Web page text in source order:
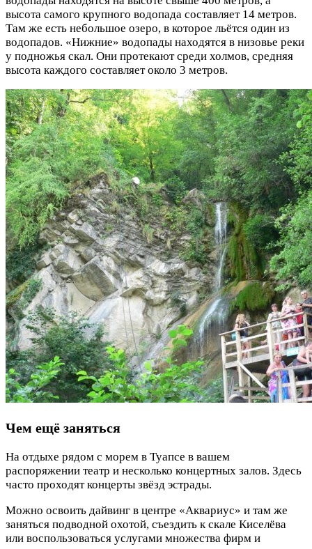
высота самого крупного водопада составляет 14 метров.
Там же есть небольшое озеро, в которое льётся один из
водопадов. «Нижние» водопады находятся в низовье реки
у подножья скал. Они протекают среди холмов, средняя
высота каждого составляет около 3 метров.
Чем ещё заняться
На отдыхе рядом с морем в Туапсе в вашем
распоряжении театр и несколько концертных залов. Здесь
часто проходят концерты звёзд эстрады.
Можно освоить дайвинг в центре «Аквариус» и там же
заняться подводной охотой, съездить к скале Киселёва
или воспользоваться услугами множества фирм и